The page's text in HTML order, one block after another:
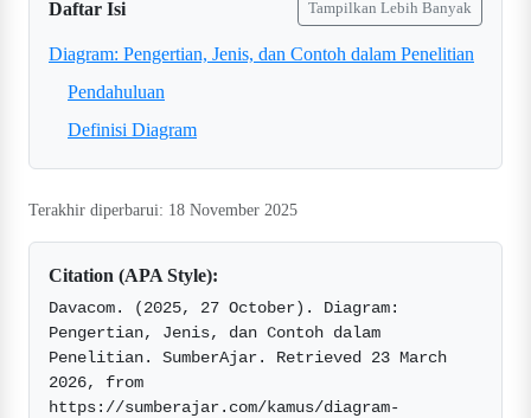
Daftar Isi Tampilkan Lebih Banyak
Diagram: Pengertian, Jenis, dan Contoh dalam Penelitian
Pendahuluan
Definisi Diagram
Terakhir diperbarui: 18 November 2025
Citation (APA Style):
Davacom. (2025, 27 October). Diagram:
Pengertian, Jenis, dan Contoh dalam
Penelitian. SumberAjar. Retrieved 23 March
2026, from
https://sumberajar.com/kamus/diagram-